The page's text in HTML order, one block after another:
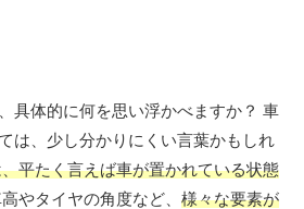
具体的に何を思い浮かべますか？ 車
は、少し分かりにくい言葉かもしれ
平たく言えば車が置かれている状態
やタイヤの角度など、 様々な要素が